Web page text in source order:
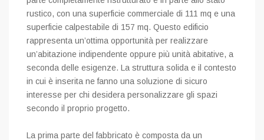
rustico, con una superficie commerciale di 111 mq e una
superficie calpestabile di 157 mq. Questo edificio
rappresenta un’ottima opportunità per realizzare
un’abitazione indipendente oppure più unità abitative, a
seconda delle esigenze. La struttura solida e il contesto
in cui è inserita ne fanno una soluzione di sicuro
interesse per chi desidera personalizzare gli spazi
secondo il proprio progetto.
La prima parte del fabbricato è composta da un